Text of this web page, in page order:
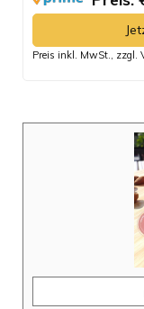
Preis inkl. MwSt., zzgl.